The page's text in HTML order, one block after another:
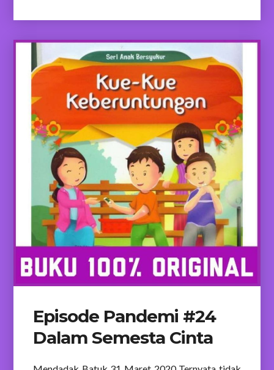
Episode Pandemi #24
Dalam Semesta Cinta